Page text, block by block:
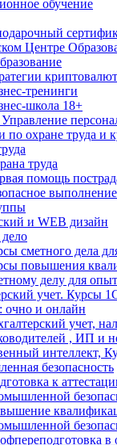
обучение
Центре
тренинги
школа 18+
по охране труда и
труда
помощь
и WEB дизайн
сметного дела
повышения
делу для
учет. Курсы
очно и онлайн
учет,
, ИП и
интеллект,
безопасность
к
в